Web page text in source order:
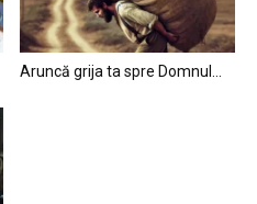
Aruncă grija ta spre Domnul…